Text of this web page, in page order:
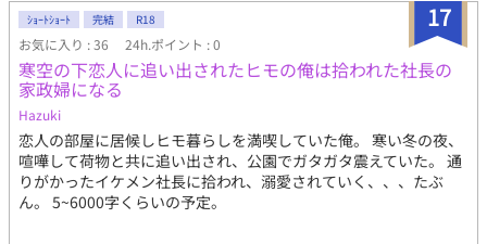
17
ｼｮｰﾄｼｮｰﾄ 完結 R18
お気に入り : 36 24h.ポイント : 0
寒空の下恋人に追い出されたヒモの俺は拾われた社長の
家政婦になる
Hazuki
恋人の部屋に居候しヒモ暮らしを満喫していた俺。 寒い冬の夜、
喧嘩して荷物と共に追い出され、公園でガタガタ震えていた。 通
りがかったイケメン社長に拾われ、溺愛されていく、、、たぶ
ん。 5~6000字くらいの予定。